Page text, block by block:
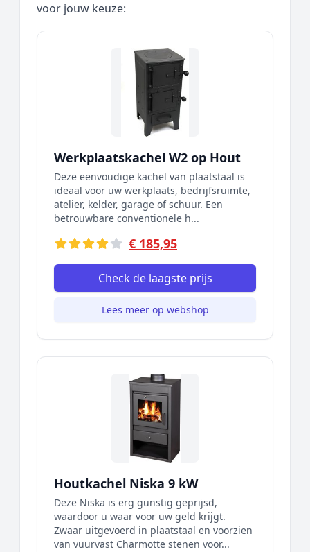
voor jouw keuze:
Werkplaatskachel W2 op Hout
Deze eenvoudige kachel van plaatstaal is
ideaal voor uw werkplaats, bedrijfsruimte,
atelier, kelder, garage of schuur. Een
betrouwbare conventionele h...
€ 185,95
Check de laagste prijs
Lees meer op webshop
Houtkachel Niska 9 kW
Deze Niska is erg gunstig geprijsd,
waardoor u waar voor uw geld krijgt.
Zwaar uitgevoerd in plaatstaal en voorzien
van vuurvast Charmotte stenen voor...